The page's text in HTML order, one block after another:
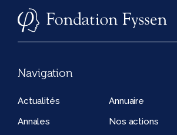
Navigation
Actualités
Annuaire
Annales
Nos actions